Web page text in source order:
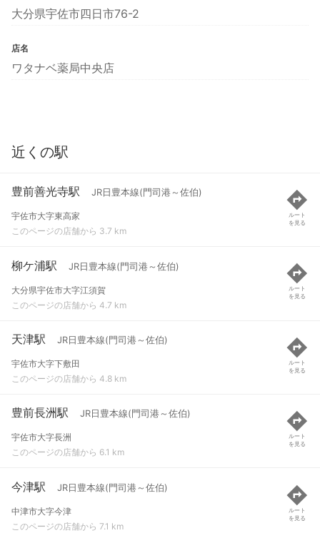
大分県宇佐市四日市76-2
店名
ワタナベ薬局中央店
近くの駅
豊前善光寺駅 JR日豊本線(門司港～佐伯)
宇佐市大字東高家
このページの店舗から 3.7 km
ルート
を見る
柳ケ浦駅 JR日豊本線(門司港～佐伯)
大分県宇佐市大字江須賀
このページの店舗から 4.7 km
ルート
を見る
天津駅 JR日豊本線(門司港～佐伯)
宇佐市大字下敷田
このページの店舗から 4.8 km
ルート
を見る
豊前長洲駅 JR日豊本線(門司港～佐伯)
宇佐市大字長洲
このページの店舗から 6.1 km
ルート
を見る
今津駅 JR日豊本線(門司港～佐伯)
中津市大字今津
このページの店舗から 7.1 km
ルート
を見る